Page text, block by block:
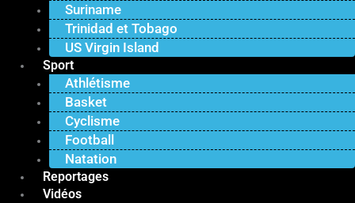
Suriname
Trinidad et Tobago
US Virgin Island
Sport
Athlétisme
Basket
Cyclisme
Football
Natation
Reportages
Vidéos